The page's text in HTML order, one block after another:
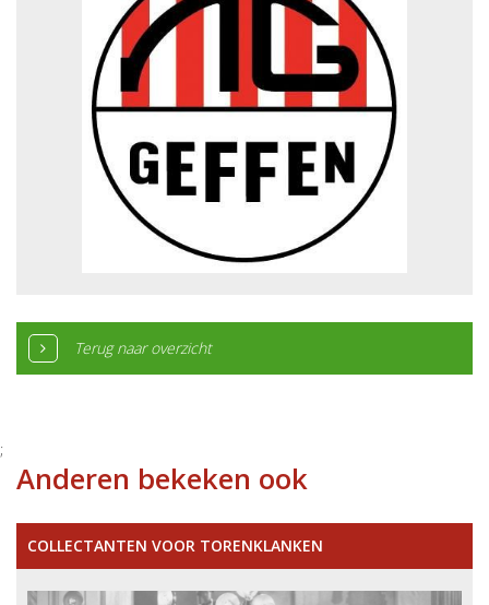
Terug naar overzicht
;
Anderen bekeken ook
COLLECTANTEN VOOR TORENKLANKEN